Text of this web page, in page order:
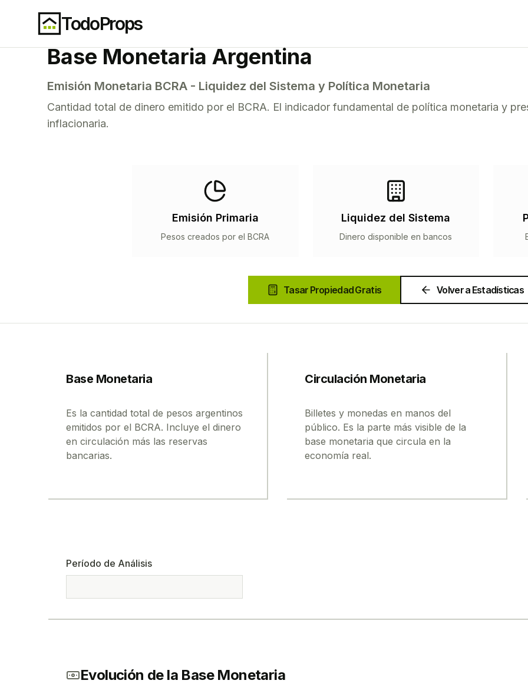
TodoProps
Inicio BCRA Estadísticas
Base Monetaria Argentina
Emisión Monetaria BCRA - Liquidez del Sistema y Política Monetaria
Cantidad total de dinero emitido por el BCRA. El indicador fundamental de política monetaria y
inflacionaria.
Emisión Primaria
Pesos creados por el BCRA
Liquidez del Sistema
Dinero disponible en bancos
Tasar Propiedad Gratis Volver a Estadísticas
Base Monetaria
Es la cantidad total de pesos argentinos
emitidos por el BCRA. Incluye el dinero
en circulación más las reservas
bancarias.
Circulación Monetaria
Billetes y monedas en manos del
público. Es la parte más visible de la
base monetaria que circula en la
economía real.
Período de Análisis
Evolución de la Base Monetaria